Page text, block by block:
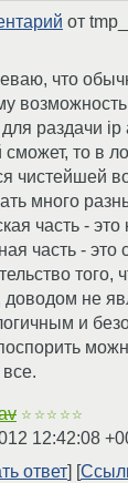
от
что
раздачи ip
то в
чистейшей
много
часть - это
часть - это
того,
доводом не
и
☆☆☆☆☆
12:42:08
ответ